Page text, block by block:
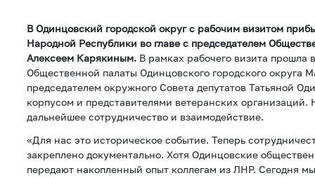
В Одинцовский городской округ с рабочим визитом
Народной Республики во главе с председателем
Алексеем Карякиным. В рамках рабочего визита прошла
Общественной палаты Одинцовского городского округа
председателем окружного Совета депутатов Татьяной
корпусом и представителями ветеранских организаций.
дальнейшее сотрудничество и взаимодействие.
«Для нас это историческое событие. Теперь
закреплено документально. Хотя Одинцовские
передают накопленный опыт коллегам из ЛНР. Сегодня